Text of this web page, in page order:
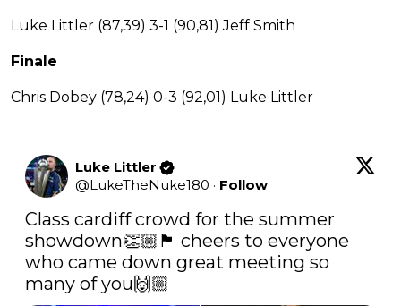
Luke Littler (87,39) 3-1 (90,81) Jeff Smith
Finale
Chris Dobey (78,24) 0-3 (92,01) Luke Littler
Luke Littler
@LukeTheNuke180 · Follow
Class cardiff crowd for the summer
showdown👏🏼🏴󠁧󠁢󠁷󠁬󠁳󠁿 cheers to everyone
who came down great meeting so
many of you🙌🏼